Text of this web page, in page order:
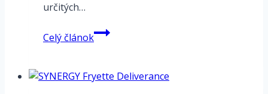
určitých…
Celý článokSprievodca
EQ
elektrickú